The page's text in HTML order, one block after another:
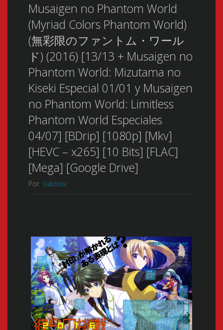
Musaigen no Phantom World
(Myriad Colors Phantom World)
(無彩限のファントム・ワール
ド) (2016) [13/13 + Musaigen no
Phantom World: Mizutama no
Kiseki Especial 01/01 y Musaigen
no Phantom World: Limitless
Phantom World Especiales
04/07] [BDrip] [1080p] [Mkv]
[HEVC – x265] [10 Bits] [FLAC]
[Mega] [Google Drive]
Por Valdow